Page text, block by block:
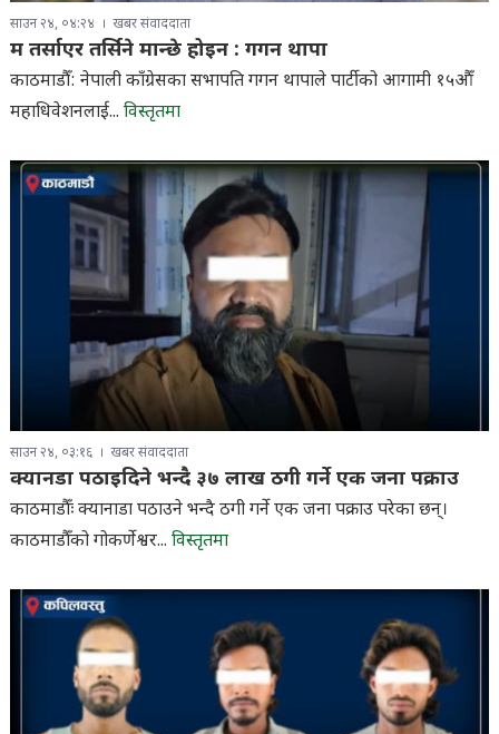
साउन २४, ०४:२४ खबर संवाददाता
म तर्साएर तर्सिने मान्छे होइन : गगन थापा
काठमाडौँ: नेपाली काँग्रेसका सभापति गगन थापाले पार्टीको आगामी १५औँ
महाधिवेशनलाई... विस्तृतमा
साउन २४, ०३:१६ खबर संवाददाता
क्यानडा पठाइदिने भन्दै ३७ लाख ठगी गर्ने एक जना पक्राउ
काठमाडौँः क्यानाडा पठाउने भन्दै ठगी गर्ने एक जना पक्राउ परेका छन्।
काठमाडौँको गोकर्णेश्वर... विस्तृतमा